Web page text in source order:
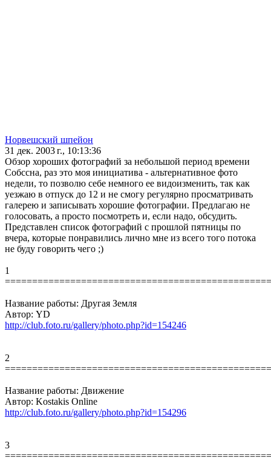
Норвешский шпейон
31 дек. 2003 г., 10:13:36
Обзор хороших фотографий за небольшой период времени
Собссна, раз это моя инициатива - альтернативное фото
недели, то позволю себе немного ее видоизменить, так как
уезжаю в отпуск до 12 и не смогу регулярно просматривать
галерею и записывать хорошие фотографии. Предлагаю не
голосовать, а просто посмотреть и, если надо, обсудить.
Представлен список фотографий с прошлой пятницы по
вчера, которые понравились лично мне из всего того потока
не буду говорить чего ;)
1
Название работы: Другая Земля
Автор: YD
http://club.foto.ru/gallery/photo.php?id=154246
2
Название работы: Движение
Автор: Kostakis Online
http://club.foto.ru/gallery/photo.php?id=154296
3